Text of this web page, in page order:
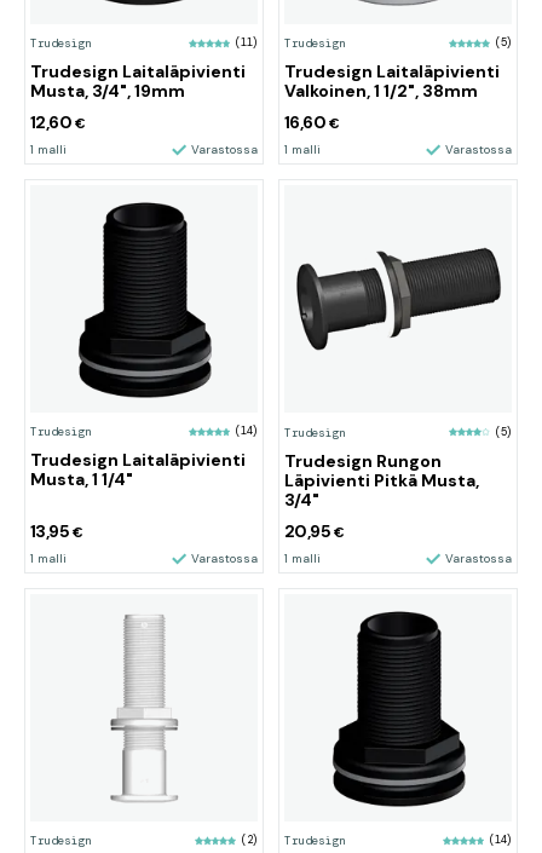
Trudesign (11)
Trudesign Laitaläpivienti
Musta, 3/4", 19mm
12,60 €
1 malli Varastossa
Trudesign (5)
Trudesign Laitaläpivienti
Valkoinen, 1 1/2", 38mm
16,60 €
1 malli Varastossa
Trudesign (14)
Trudesign Laitaläpivienti
Musta, 1 1/4"
13,95 €
1 malli Varastossa
Trudesign (5)
Trudesign Rungon
Läpivienti Pitkä Musta,
3/4"
20,95 €
1 malli Varastossa
Trudesign (2) Trudesign (14)